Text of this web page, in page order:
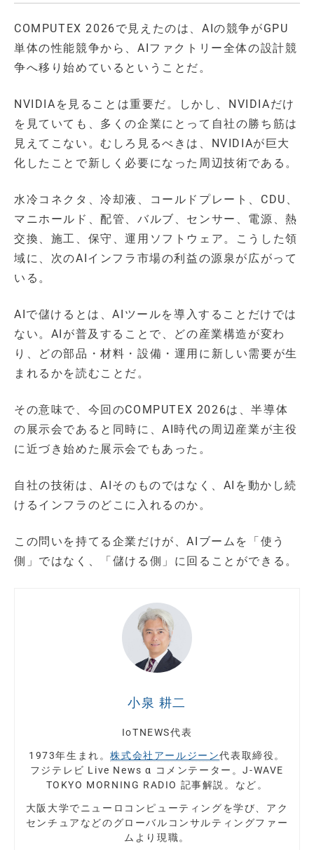
COMPUTEX 2026で見えたのは、AIの競争がGPU
単体の性能競争から、AIファクトリー全体の設計競
争へ移り始めているということだ。
NVIDIAを見ることは重要だ。しかし、NVIDIAだけ
を見ていても、多くの企業にとって自社の勝ち筋は
見えてこない。むしろ見るべきは、NVIDIAが巨大
化したことで新しく必要になった周辺技術である。
水冷コネクタ、冷却液、コールドプレート、CDU、
マニホールド、配管、バルブ、センサー、電源、熱
交換、施工、保守、運用ソフトウェア。こうした領
域に、次のAIインフラ市場の利益の源泉が広がって
いる。
AIで儲けるとは、AIツールを導入することだけでは
ない。AIが普及することで、どの産業構造が変わ
り、どの部品・材料・設備・運用に新しい需要が生
まれるかを読むことだ。
その意味で、今回のCOMPUTEX 2026は、半導体
の展示会であると同時に、AI時代の周辺産業が主役
に近づき始めた展示会でもあった。
自社の技術は、AIそのものではなく、AIを動かし続
けるインフラのどこに入れるのか。
この問いを持てる企業だけが、AIブームを「使う
側」ではなく、「儲ける側」に回ることができる。
小泉 耕二
IoTNEWS代表
1973年生まれ。株式会社アールジーン代表取締役。
フジテレビ Live News α コメンテーター。J-WAVE
TOKYO MORNING RADIO 記事解説。など。
大阪大学でニューロコンピューティングを学び、アク
センチュアなどのグローバルコンサルティングファー
ムより現職。